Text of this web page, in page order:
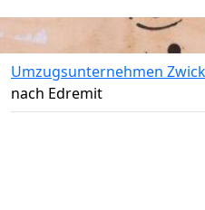
Umzugsunternehmen
nach Edremit